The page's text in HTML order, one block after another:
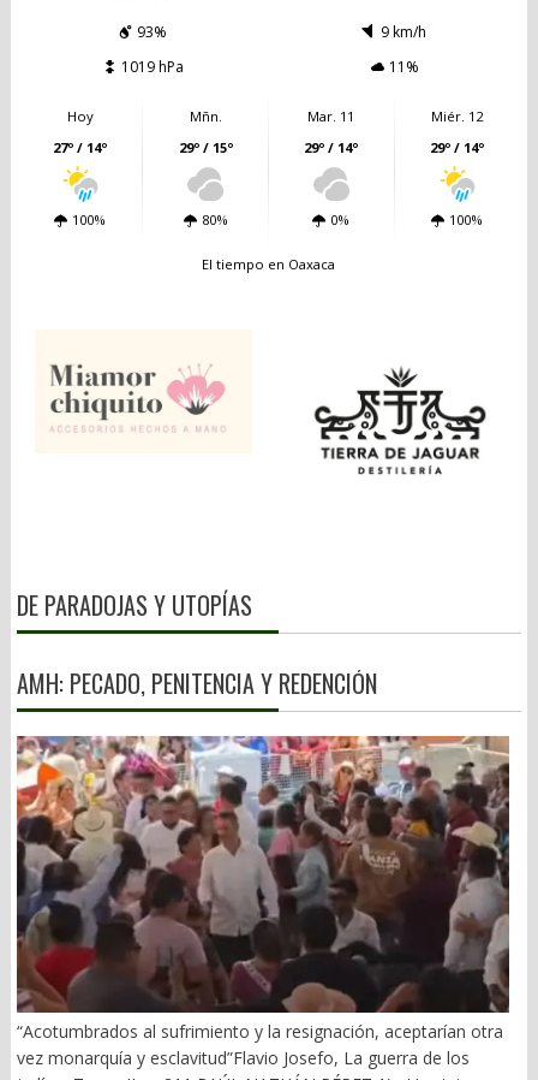
93%
9 km/h
1019 hPa
11%
Hoy
27º / 14º
100%
Mñn.
29º / 15º
80%
Mar. 11
29º / 14º
0%
Miér. 12
29º / 14º
100%
El tiempo en Oaxaca
DE PARADOJAS Y UTOPÍAS
AMH: PECADO, PENITENCIA Y REDENCIÓN
“Acotumbrados al sufrimiento y la resignación, aceptarían otra
vez monarquía y esclavitud”Flavio Josefo, La guerra de los